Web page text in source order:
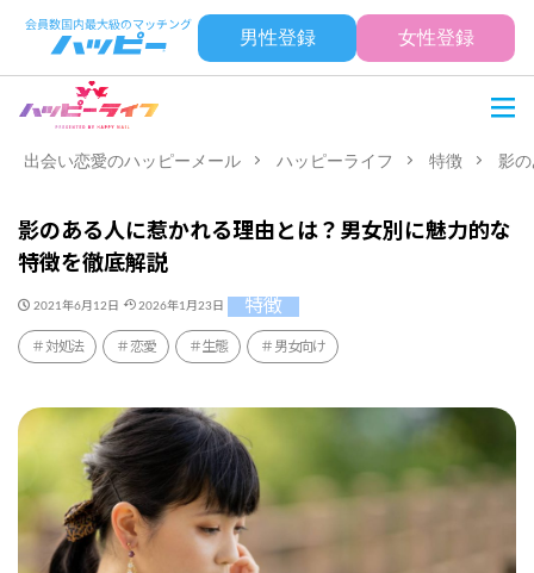
男性登録 女性登録
出会い恋愛のハッピーメール ハッピーライフ 特徴 影
影のある人に惹かれる理由とは？男女別に魅力的な
特徴を徹底解説
2021年6月12日 2026年1月23日 特徴
対処法 恋愛 生態 男女向け